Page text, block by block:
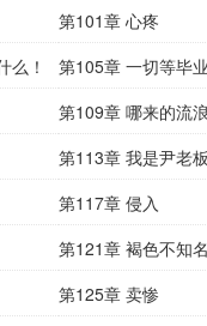
第101章 心疼
么！
第105章 一切等毕
第109章 哪来的流
第113章 我是尹老
第117章 侵入
第121章 褐色不知
第125章 卖惨